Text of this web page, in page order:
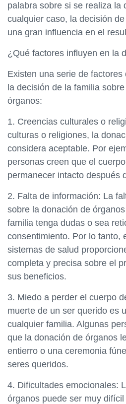
palabra sobre si se realiza la
cualquier caso, la decisión
una gran influencia en el
¿Qué factores influyen en la
Existen una serie de
la decisión de la familia
órganos:
1. Creencias culturales o
culturas o religiones, la
considera aceptable. Por
personas creen que el
permanecer intacto después
2. Falta de información: La
sobre la donación de
familia tenga dudas o sea
consentimiento. Por lo tanto,
sistemas de salud
completa y precisa sobre el
sus beneficios.
3. Miedo a perder el cuerpo
muerte de un ser querido es
cualquier familia. Algunas
que la donación de órganos
entierro o una ceremonia
seres queridos.
4. Dificultades emocionales:
órganos puede ser muy